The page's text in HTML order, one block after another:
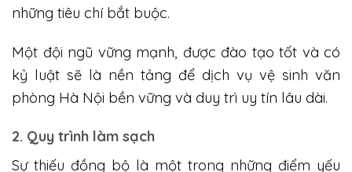
những tiêu chí bắt buộc.
Một đội ngũ vững mạnh, được đào tạo tốt và có
kỷ luật sẽ là nền tảng để dịch vụ vệ sinh văn
phòng Hà Nội bền vững và duy trì uy tín lâu dài.
2. Quy trình làm sạch
Sự thiếu đồng bộ là một trong những điểm yếu